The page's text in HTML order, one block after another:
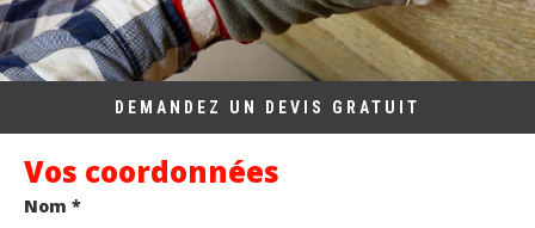
DEMANDEZ UN DEVIS GRATUIT
Vos coordonnées
Nom *